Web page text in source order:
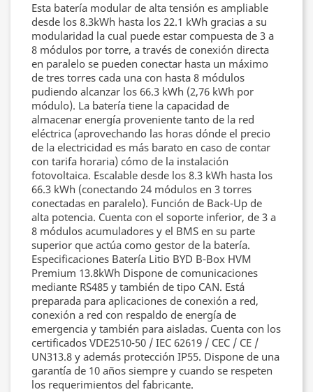
Esta batería modular de alta tensión es ampliable
desde los 8.3kWh hasta los 22.1 kWh gracias a su
modularidad la cual puede estar compuesta de 3 a
8 módulos por torre, a través de conexión directa
en paralelo se pueden conectar hasta un máximo
de tres torres cada una con hasta 8 módulos
pudiendo alcanzar los 66.3 kWh (2,76 kWh por
módulo). La batería tiene la capacidad de
almacenar energía proveniente tanto de la red
eléctrica (aprovechando las horas dónde el precio
de la electricidad es más barato en caso de contar
con tarifa horaria) cómo de la instalación
fotovoltaica. Escalable desde los 8.3 kWh hasta los
66.3 kWh (conectando 24 módulos en 3 torres
conectadas en paralelo). Función de Back-Up de
alta potencia. Cuenta con el soporte inferior, de 3 a
8 módulos acumuladores y el BMS en su parte
superior que actúa como gestor de la batería.
Especificaciones Batería Litio BYD B-Box HVM
Premium 13.8kWh Dispone de comunicaciones
mediante RS485 y también de tipo CAN. Está
preparada para aplicaciones de conexión a red,
conexión a red con respaldo de energía de
emergencia y también para aisladas. Cuenta con los
certificados VDE2510-50 / IEC 62619 / CEC / CE /
UN313.8 y además protección IP55. Dispone de una
garantía de 10 años siempre y cuando se respeten
los requerimientos del fabricante.